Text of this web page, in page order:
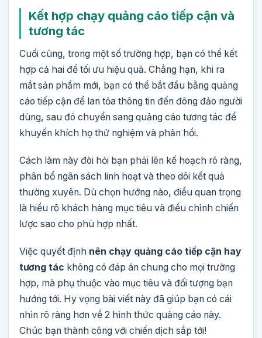
Kết hợp chạy quảng cáo tiếp cận và
tương tác
Cuối cùng, trong một số trường hợp, bạn có thể kết
hợp cả hai để tối ưu hiệu quả. Chẳng hạn, khi ra
mắt sản phẩm mới, bạn có thể bắt đầu bằng quảng
cáo tiếp cận để lan tỏa thông tin đến đông đảo người
dùng, sau đó chuyển sang quảng cáo tương tác để
khuyến khích họ thử nghiệm và phản hồi.
Cách làm này đòi hỏi bạn phải lên kế hoạch rõ ràng,
phân bổ ngân sách linh hoạt và theo dõi kết quả
thường xuyên. Dù chọn hướng nào, điều quan trọng
là hiểu rõ khách hàng mục tiêu và điều chỉnh chiến
lược sao cho phù hợp nhất.
Việc quyết định nên chạy quảng cáo tiếp cận hay
tương tác không có đáp án chung cho mọi trường
hợp, mà phụ thuộc vào mục tiêu và đối tượng bạn
hướng tới. Hy vọng bài viết này đã giúp bạn có cái
nhìn rõ ràng hơn về 2 hình thức quảng cáo này.
Chúc bạn thành công với chiến dịch sắp tới!